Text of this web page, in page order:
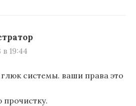
19:44
системы. ваши права это
прочистку.